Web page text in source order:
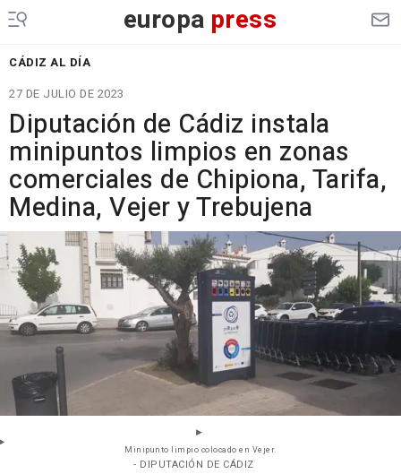
europa press
CÁDIZ AL DÍA
27 DE JULIO DE 2023
Diputación de Cádiz instala
minipuntos limpios en zonas
comerciales de Chipiona, Tarifa,
Medina, Vejer y Trebujena
Minipunto limpio colocado en Vejer.
- DIPUTACIÓN DE CÁDIZ